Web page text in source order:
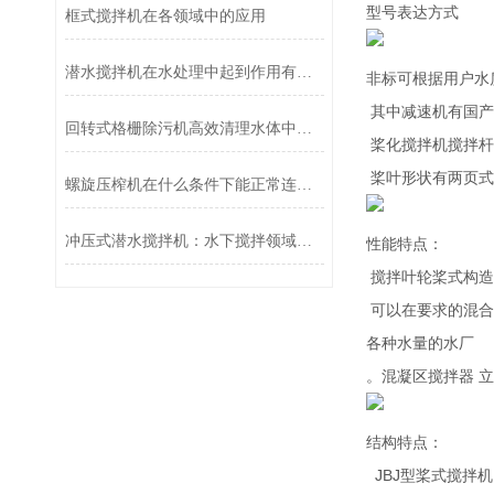
型号表达方式
非标可根据用户
其中减速机有国
桨化搅拌机搅拌
桨叶形状有两页
性能特点：
搅拌叶轮桨式构
可以在要求的混
各种水量的水厂
。混凝区搅拌器
结构特点：
JBJ型桨式搅拌
框式搅拌机在各领域中的应用
潜水搅拌机在水处理中起到作用有哪些？
回转式格栅除污机高效清理水体中的污染物
螺旋压榨机在什么条件下能正常连续运行？
冲压式潜水搅拌机：水下搅拌领域的得力助手